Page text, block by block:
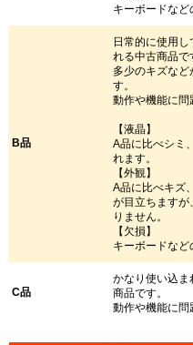
キーボードなど
B品
日常的に使用
れる中古商品で
多少のキズな
す。
動作や機能に問
【液晶】
A品に比べシミ
れます。
【外観】
A品に比べキズ
が目立ちますが
りません。
【欠損】
キーボードなど
C品
かなり使い込
商品です。
動作や機能に問